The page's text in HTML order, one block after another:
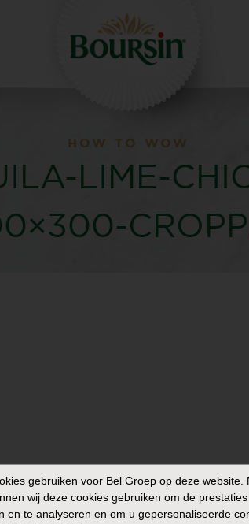
HOW TO WOW
LIME-
gebruiken voor Bel Groep op deze website.
wij deze cookies gebruiken om de
en te analyseren en om u gepersonaliseerde